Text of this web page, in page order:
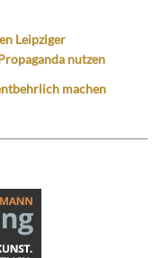
Leipziger
nutzen
machen